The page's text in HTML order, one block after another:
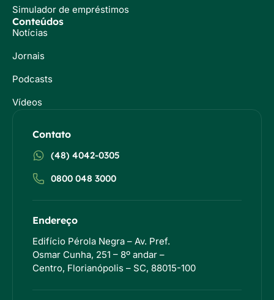
Simulador de empréstimos
Conteúdos
Notícias
Jornais
Podcasts
Vídeos
Contato
(48) 4042-0305
0800 048 3000
Endereço
Edifício Pérola Negra – Av. Pref.
Osmar Cunha, 251 – 8º andar –
Centro, Florianópolis – SC, 88015-100